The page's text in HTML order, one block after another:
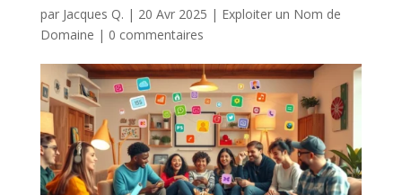
par Jacques Q. | 20 Avr 2025 | Exploiter un Nom de
Domaine | 0 commentaires